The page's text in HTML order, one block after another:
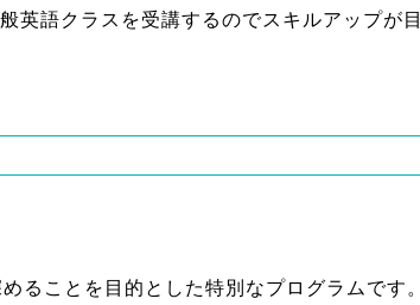
英語クラスを受講するのでスキルアップが目
ことを目的とした特別なプログラムです。